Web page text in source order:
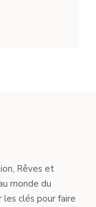
Rêves et
monde du
les clés pour faire